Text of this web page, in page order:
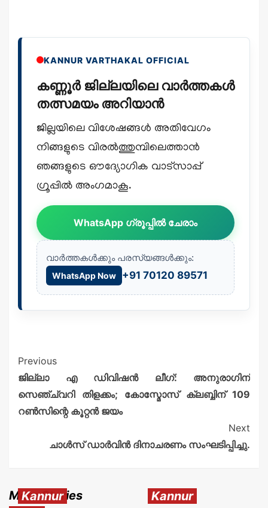
KANNUR VARTHAKAL OFFICIAL
കണ്ണൂർ ജില്ലയിലെ വാർത്തകൾ
തത്സമയം അറിയാൻ
ജില്ലയിലെ വിശേഷങ്ങൾ അതിവേഗം
നിങ്ങളുടെ വിരൽത്തുമ്പിലെത്താൻ
ഞങ്ങളുടെ ഔദ്യോഗിക വാട്സാപ്പ്
ഗ്രൂപ്പിൽ അംഗമാകൂ.
WhatsApp ഗ്രൂപ്പിൽ ചേരാം
വാർത്തകൾക്കും പരസ്യങ്ങൾക്കും:
WhatsApp Now +91 70120 89571
Previous
ജില്ലാ എ ഡിവിഷൻ ലീഗ്: അനുരാഗിന്
സെഞ്ച്വറി തിളക്കം; കോസ്മോസ് ക്ലബ്ബിന് 109
റൺസിന്റെ കൂറ്റൻ ജയം
Next
ചാൾസ് ഡാർവിൻ ദിനാചരണം സംഘടിപ്പിച്ചു.
More Stories
Kannur Kannur